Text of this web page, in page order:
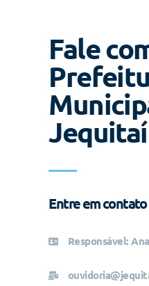
Fale
Jequitaí
Entre em
Responsável: